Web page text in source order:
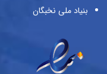
بنیاد ملی نخبگان